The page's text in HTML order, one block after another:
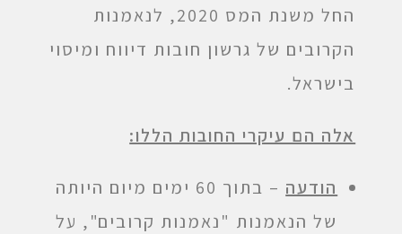
החל משנת המס 2020, לנאמנות
הקרובים של גרשון חובות דיווח ומיסוי
בישראל.
אלה הם עיקרי החובות הללו:
הודעה
– בתוך 60 ימים מיום היותה
של הנאמנות "נאמנות קרובים", על